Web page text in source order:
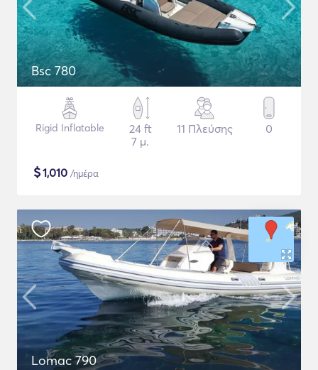
Bsc 780
Rigid Inflatable
24 ft
7 μ.
11 Πλεύσης 0
$1,010 /ημέρα
Lomac 790